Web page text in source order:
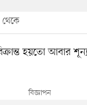
থেকে
হয়তো আবার